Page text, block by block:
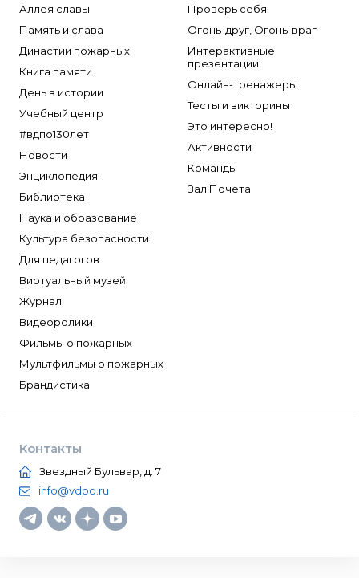
Аллея славы
Память и слава
Династии пожарных
Книга памяти
День в истории
Учебный центр
#вдпо130лет
Новости
Энциклопедия
Библиотека
Наука и образование
Культура безопасности
Для педагогов
Виртуальный музей
Журнал
Видеоролики
Фильмы о пожарных
Мультфильмы о пожарных
Брандистика
Проверь себя
Огонь-друг, Огонь-враг
Интерактивные
презентации
Онлайн-тренажеры
Тесты и викторины
Это интересно!
Активности
Команды
Зал Почета
Контакты
Звездный Бульвар, д. 7
info@vdpo.ru